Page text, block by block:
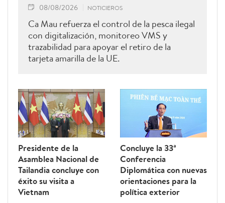
08/08/2026 NOTICIEROS
Ca Mau refuerza el control de la pesca ilegal
con digitalización, monitoreo VMS y
trazabilidad para apoyar el retiro de la
tarjeta amarilla de la UE.
Presidente de la
Asamblea Nacional de
Tailandia concluye con
éxito su visita a
Vietnam
Concluye la 33ª
Conferencia
Diplomática con nuevas
orientaciones para la
política exterior